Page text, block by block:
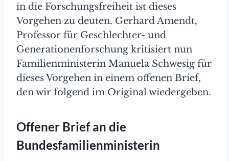
in die Forschungsfreiheit ist dieses
Vorgehen zu deuten. Gerhard Amendt,
Professor für Geschlechter- und
Generationenforschung kritisiert nun
Familienministerin Manuela Schwesig für
dieses Vorgehen in einem offenen Brief,
den wir folgend im Original wiedergeben.
Offener Brief an die
Bundesfamilienministerin